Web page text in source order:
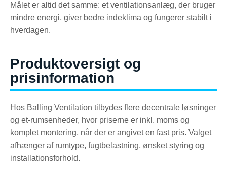
Målet er altid det samme: et ventilationsanlæg, der bruger
mindre energi, giver bedre indeklima og fungerer stabilt i
hverdagen.
Produktoversigt og
prisinformation
Hos Balling Ventilation tilbydes flere decentrale løsninger
og et-rumsenheder, hvor priserne er inkl. moms og
komplet montering, når der er angivet en fast pris. Valget
afhænger af rumtype, fugtbelastning, ønsket styring og
installationsforhold.